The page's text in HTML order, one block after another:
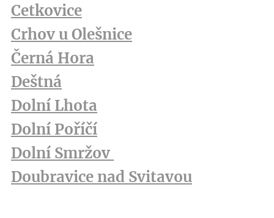
Cetkovice
Crhov u Olešnice
Černá Hora
Deštná
Dolní Lhota
Dolní Poříčí
Dolní Smržov
Doubravice nad Svitavou